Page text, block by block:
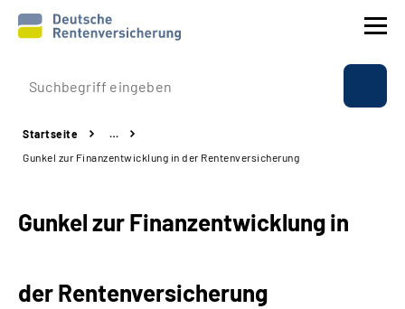
Prävention
Reha
Experten
Startseite
…
Gunkel zur Finanzentwicklung in der Rentenversicherung
Gunkel zur Finanzentwicklung in
der Rentenversicherung